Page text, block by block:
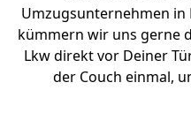
Umzugsunternehmen
kümmern wir uns gerne
Lkw direkt vor Deiner
der Couch einmal,